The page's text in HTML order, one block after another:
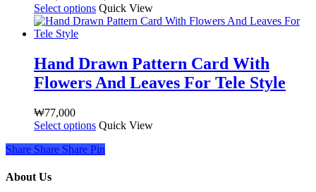
습
니
을
선
수
있
습
다
격
범
Select options 여
러
옵
션
상
품
에
Quick View
Hand Drawn Pattern Card With
Flowers And Leaves For Tele Style
₩77,000
Select options 여
상
Quick View
Share
Share Share Share Pin
About Us